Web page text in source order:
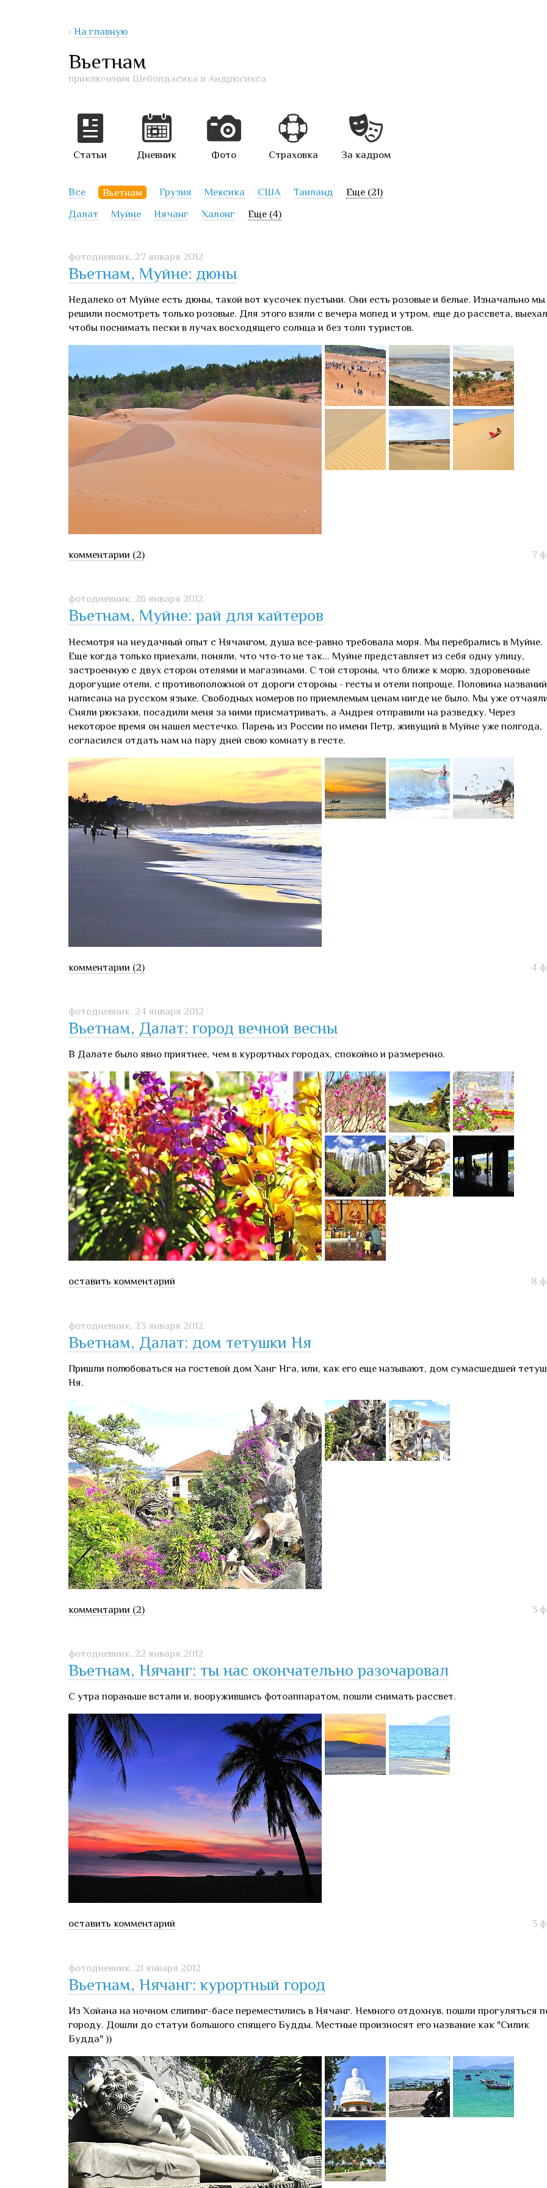
‹ На главную
Вьетнам
приключения Шеболдасика и Андрюсикса
Статьи Дневник Фото Страховка За кадром
Все Вьетнам Грузия Мексика США Таиланд
Еще (21)
Далат
Муйне Нячанг Халонг Еще (4)
фотодневник, 27 января 2012
Вьетнам, Муйне: дюны
Недалеко от Муйне есть дюны, такой вот кусочек пустыни. Они есть розовые и белые. Изначально мы
решили посмотреть только розовые. Для этого взяли с вечера мопед и утром, еще до рассвета,
чтобы поснимать пески в лучах восходящего солнца и без толп туристов.
комментарии (2) 7
фотодневник, 26 января 2012
Вьетнам, Муйне: рай для кайтеров
Несмотря на неудачный опыт с Нячангом, душа все-равно требовала моря. Мы перебрались в Муйне.
Еще когда только приехали, поняли, что что-то не так... Муйне представляет из себя одну улицу,
застроенную с двух сторон отелями и магазинами. С той стороны, что ближе к морю, здоровенные
дорогущие отели, с противоположной от дороги стороны - гесты и отели попроще. Половина названий
написана на русском языке. Свободных номеров по приемлемым ценам нигде не было. Мы уже
Сняли рюкзаки, посадили меня за ними присматривать, а Андрея отправили на разведку. Через
некоторое время он нашел местечко. Парень из России по имени Петр, живущий в Муйне уже полгода,
согласился отдать нам на пару дней свою комнату в гесте.
комментарии (2) 4
фотодневник, 24 января 2012
Вьетнам, Далат: город вечной весны
В Далате было явно приятнее, чем в курортных городах, спокойно и размеренно.
оставить комментарий 8
фотодневник, 23 января 2012
Вьетнам, Далат: дом тетушки Ня
Пришли полюбоваться на гостевой дом Ханг Нга, или, как его еще называют, дом сумасшедшей
Ня.
комментарии (2) 3
фотодневник, 22 января 2012
Вьетнам, Нячанг: ты нас окончательно разочаровал
С утра пораньше встали и, вооружившись фотоаппаратом, пошли снимать рассвет.
оставить комментарий 3
фотодневник, 21 января 2012
Вьетнам, Нячанг: курортный город
Из Хойана на ночном слипинг-басе переместились в Нячанг. Немного отдохнув, пошли прогуляться
городу. Дошли до статуи большого спящего Будды. Местные произносят его название как "Силик
Будда" ))